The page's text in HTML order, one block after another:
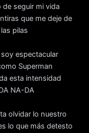
seguir mi vida
que me deje de
pilas
espectacular
Superman
esta intensidad
NA-DA
olvidar lo nuestro
lo que más detesto